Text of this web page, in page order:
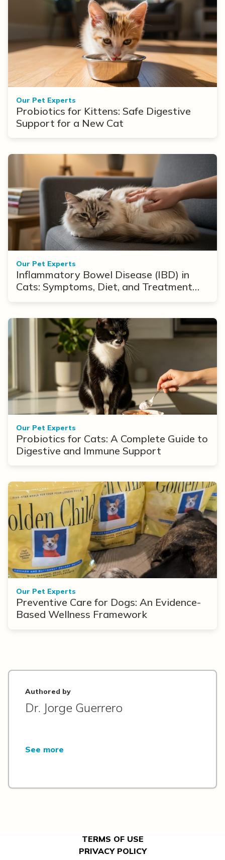
Our Pet Experts
Probiotics for Kittens: Safe Digestive
Support for a New Cat
Our Pet Experts
Inflammatory Bowel Disease (IBD) in
Cats: Symptoms, Diet, and Treatment
Our Pet Experts
Probiotics for Cats: A Complete Guide to
Digestive and Immune Support
Our Pet Experts
Preventive Care for Dogs: An Evidence-
Based Wellness Framework
Authored by
Dr. Jorge Guerrero
See more
TERMS OF USE
PRIVACY POLICY